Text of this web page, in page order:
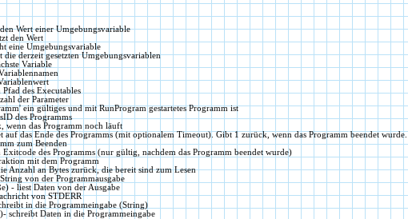
Wert einer Umgebungsvariable
den Wert
eine Umgebungsvariable
derzeit gesetzten Umgebungsvariablen
Variable
des Executables
der Parameter
ein gültiges und mit RunProgram gestartetes Programm ist
des Programms
wenn das Programm noch läuft
das Ende des Programms (mit optionalem Timeout). Gibt 1 zurück, wenn das Programm beendet wurde.
zum Beenden
des Programms (nur gültig, nachdem das Programm beendet wurde)
mit dem Programm
Anzahl an Bytes zurück, die bereit sind zum Lesen
von der Programmausgabe
- liest Daten von der Ausgabe
von STDERR
in die Programmeingabe (String)
schreibt Daten in die Programmeingabe